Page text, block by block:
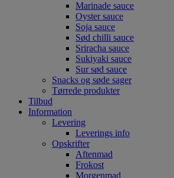
Marinade sauce
Oyster sauce
Soja sauce
Sød chilli sauce
Sriracha sauce
Sukiyaki sauce
Sur sød sauce
Snacks og søde sager
Tørrede produkter
Tilbud
Information
Levering
Leverings info
Opskrifter
Aftenmad
Frokost
Morgenmad